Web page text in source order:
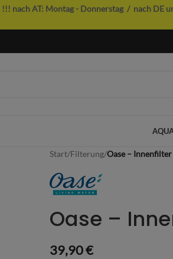
!!! nach AT: Montag - Donnerstag / nach DE
Start/Filterung/Oase –
Oase –
39,90€